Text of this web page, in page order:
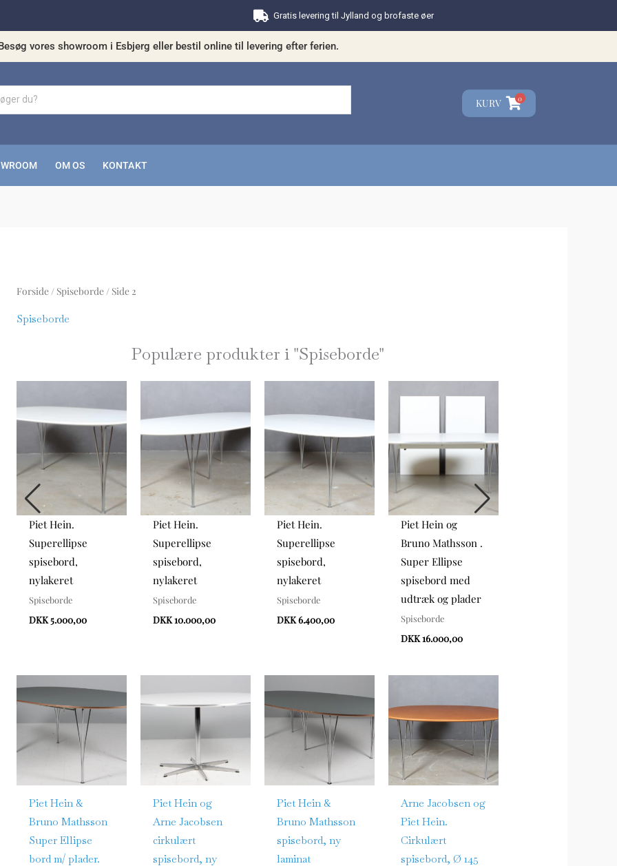
Gratis levering til Jylland og brofaste øer
vores showroom i Esbjerg eller bestil online til levering efter ferien.
KURV 0
OM OS KONTAKT
Forside / Spiseborde / Side 2
Spiseborde
Populære produkter i "Spiseborde"
Piet Hein.
Superellipse
spisebord,
nylakeret
Spiseborde
DKK 5.000,00
Piet Hein.
Superellipse
spisebord,
nylakeret
Spiseborde
DKK 10.000,00
Piet Hein.
Superellipse
spisebord,
nylakeret
Spiseborde
DKK 6.400,00
Piet Hein og
Bruno Mathsson .
Super Ellipse
spisebord med
udtræk og plader
Spiseborde
DKK 16.000,00
Piet Hein &
Bruno Mathsson
Super Ellipse
bord m/ plader.
Piet Hein og
Arne Jacobsen
cirkulært
spisebord, ny
Piet Hein &
Bruno Mathsson
spisebord, ny
laminat
Arne Jacobsen og
Piet Hein.
Cirkulært
spisebord, Ø 145